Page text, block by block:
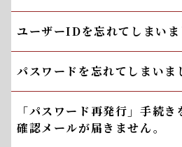
ユーザーIDを忘れてしまいま
パスワードを忘れてしまいま
「パスワード再発行」手続
確認メールが届きません。